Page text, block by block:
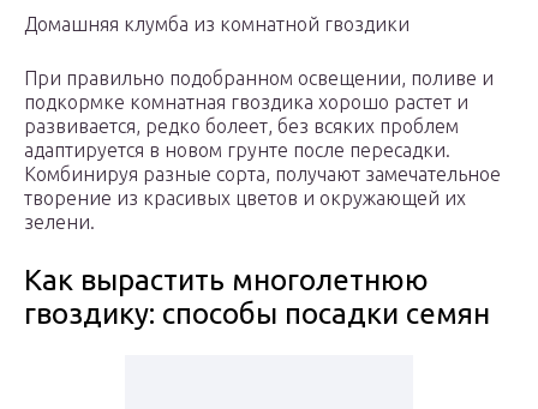
Домашняя клумба из комнатной гвоздики
При правильно подобранном освещении, поливе и
подкормке комнатная гвоздика хорошо растет и
развивается, редко болеет, без всяких проблем
адаптируется в новом грунте после пересадки.
Комбинируя разные сорта, получают замечательное
творение из красивых цветов и окружающей их
зелени.
Как вырастить многолетнюю
гвоздику: способы посадки семян